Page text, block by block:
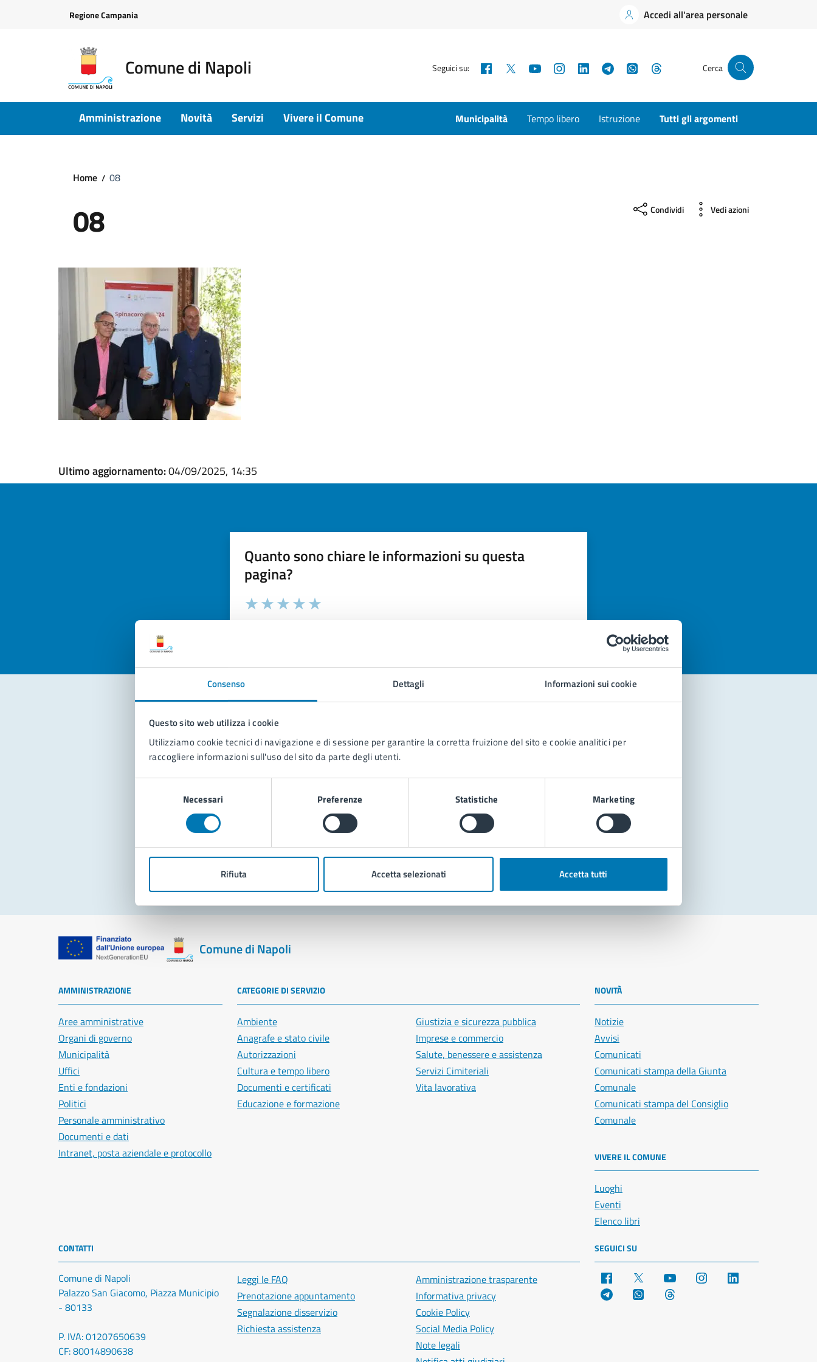
Consenso Dettagli Informazioni sui cookie
Questo sito web utilizza i cookie
Utilizziamo cookie tecnici di navigazione e di sessione per garantire la corretta fruizione del sito e cookie analitici per
raccogliere informazioni sull'uso del sito da parte degli utenti.
Necessari Preferenze Statistiche Marketing
Rifiuta Accetta selezionati Accetta tutti
Regione Campania Accedi all'area personale
Comune di Napoli Seguici su: Facebook YouTubeInstagramLinkedInTelegramWhatsApp Cerca
Amministrazione Novità Servizi Vivere il Comune Municipalità Tempo libero Istruzione Tutti gli argomenti
Home 08
08 Condividi Vedi azioni
Ultimo aggiornamento:04/09/2025, 14:35
Quanto sono chiare le informazioni su questa
pagina?
Valuta la chiarezza delle informazioni (da 1 a 5 stelle)
Seleziona il numero di stelle per valutare la chiarezza delle informazioni
Contatta il comune
Leggi le domande frequenti
Richiedi assistenza
Prenota appuntamento
Problemi in città
Segnala disservizio
Comune di Napoli
AMMINISTRAZIONE
Aree amministrative
Organi di governo
Municipalità
Uffici
Enti e fondazioni
Politici
Personale amministrativo
Documenti e dati
Intranet, posta aziendale e protocollo
CATEGORIE DI SERVIZIO
Ambiente
Anagrafe e stato civile
Autorizzazioni
Cultura e tempo libero
Documenti e certificati
Educazione e formazione
Giustizia e sicurezza pubblica
Imprese e commercio
Salute, benessere e assistenza
Servizi Cimiteriali
Vita lavorativa
NOVITÀ
Notizie
Avvisi
Comunicati
Comunicati stampa della Giunta
Comunale
Comunicati stampa del Consiglio
Comunale
VIVERE IL COMUNE
Luoghi
Eventi
Elenco libri
CONTATTI
Comune di Napoli
Palazzo San Giacomo, Piazza Municipio
- 80133
P. IVA: 01207650639
CF: 80014890638
Leggi le FAQ
Prenotazione appuntamento
Segnalazione disservizio
Richiesta assistenza
Amministrazione trasparente
Informativa privacy
Cookie Policy
Social Media Policy
Note legali
SEGUICI SU
Facebook YouTube Instagram
Telegram WhatsApp